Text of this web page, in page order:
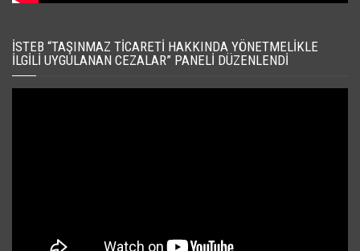
İSTEB “TAŞINMAZ TICARETI HAKKINDA YÖNETMELIKLE
İLGILI UYGULANAN CEZALAR” PANELI DÜZENLENDI